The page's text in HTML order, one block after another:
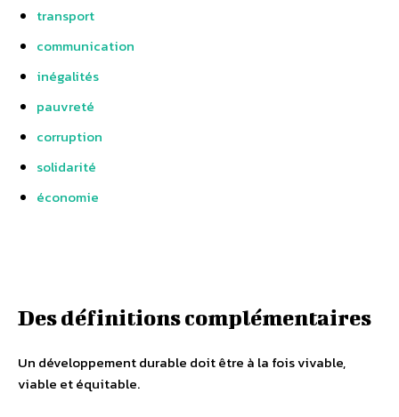
transport
communication
inégalités
pauvreté
corruption
solidarité
économie
Des définitions complémentaires
Un développement durable doit être à la fois vivable,
viable et équitable.